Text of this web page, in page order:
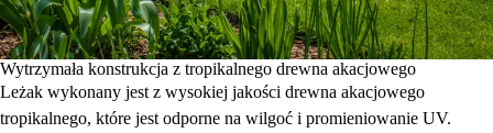
Wytrzymała konstrukcja z tropikalnego drewna akacjowego
Leżak wykonany jest z wysokiej jakości drewna akacjowego
tropikalnego, które jest odporne na wilgoć i promieniowanie UV.